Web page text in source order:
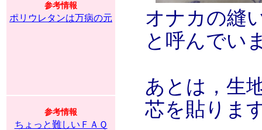
参考情報
ポリウレタンは万病の元
参考情報
ちょっと難しいＦＡＱ
オナカの縫
と呼んでい
あとは，生
芯を貼りま